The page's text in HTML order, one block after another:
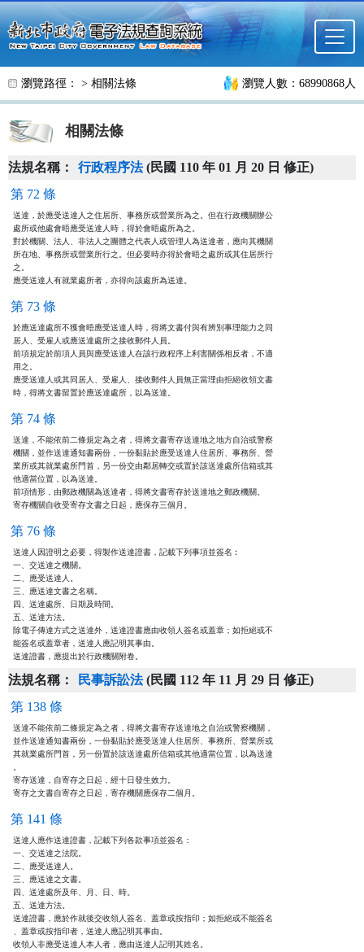
跳至主要內容
瀏覽路徑： > 相關法條 瀏覽人數：68990868人
相關法條
法規名稱： 行政程序法(民國 110 年 01 月 20 日 修正)
第 72 條
送達，於應受送達人之住居所、事務所或營業所為之。但在行政機關辦公
處所或他處會晤應受送達人時，得於會晤處所為之。
對於機關、法人、非法人之團體之代表人或管理人為送達者，應向其機關
所在地、事務所或營業所行之。但必要時亦得於會晤之處所或其住居所行
之。
應受送達人有就業處所者，亦得向該處所為送達。
第 73 條
於應送達處所不獲會晤應受送達人時，得將文書付與有辨別事理能力之同
居人、受雇人或應送達處所之接收郵件人員。
前項規定於前項人員與應受送達人在該行政程序上利害關係相反者，不適
用之。
應受送達人或其同居人、受雇人、接收郵件人員無正當理由拒絕收領文書
時，得將文書留置於應送達處所，以為送達。
第 74 條
送達，不能依前二條規定為之者，得將文書寄存送達地之地方自治或警察
機關，並作送達通知書兩份，一份黏貼於應受送達人住居所、事務所、營
業所或其就業處所門首，另一份交由鄰居轉交或置於該送達處所信箱或其
他適當位置，以為送達。
前項情形，由郵政機關為送達者，得將文書寄存於送達地之郵政機關。
寄存機關自收受寄存文書之日起，應保存三個月。
第 76 條
送達人因證明之必要，得製作送達證書，記載下列事項並簽名︰
一、交送達之機關。
二、應受送達人。
三、應送達文書之名稱。
四、送達處所、日期及時間。
五、送達方法。
除電子傳達方式之送達外，送達證書應由收領人簽名或蓋章；如拒絕或不
能簽名或蓋章者，送達人應記明其事由。
送達證書，應提出於行政機關附卷。
法規名稱： 民事訴訟法(民國 112 年 11 月 29 日 修正)
第 138 條
送達不能依前二條規定為之者，得將文書寄存送達地之自治或警察機關，
並作送達通知書兩份，一份黏貼於應受送達人住居所、事務所、營業所或
其就業處所門首，另一份置於該送達處所信箱或其他適當位置，以為送達
。
寄存送達，自寄存之日起，經十日發生效力。
寄存之文書自寄存之日起，寄存機關應保存二個月。
第 141 條
送達人應作送達證書，記載下列各款事項並簽名：
一、交送達之法院。
二、應受送達人。
三、應送達之文書。
四、送達處所及年、月、日、時。
五、送達方法。
送達證書，應於作就後交收領人簽名、蓋章或按指印；如拒絕或不能簽名
、蓋章或按指印者，送達人應記明其事由。
收領人非應受送達人本人者，應由送達人記明其姓名。